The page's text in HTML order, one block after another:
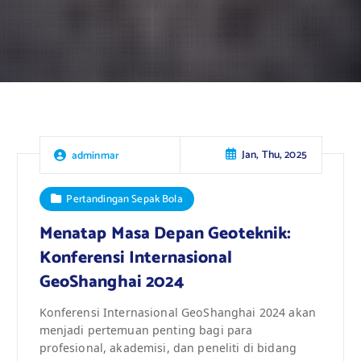
adminmar Jan, Thu, 2025
Pertandingan Sepak Bola
Menatap Masa Depan Geoteknik:
Konferensi Internasional
GeoShanghai 2024
Konferensi Internasional GeoShanghai 2024 akan
menjadi pertemuan penting bagi para
profesional, akademisi, dan peneliti di bidang